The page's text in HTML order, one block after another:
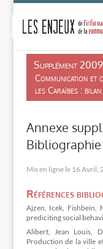
Supplément 2009
Communication et
les Caraïbes :
Annexe
Mis en ligne le 16 Avril,
Références
Ajzen, Icek, Fishbein,
prediciting social
Alibert, Jean Louis,
Production de la ville